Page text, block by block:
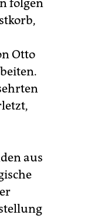
folgen
Otto
aus